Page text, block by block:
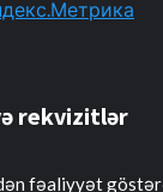
rekvizitlər
fəaliyyət